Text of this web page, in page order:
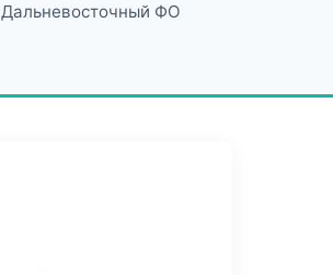
Дальневосточный ФО